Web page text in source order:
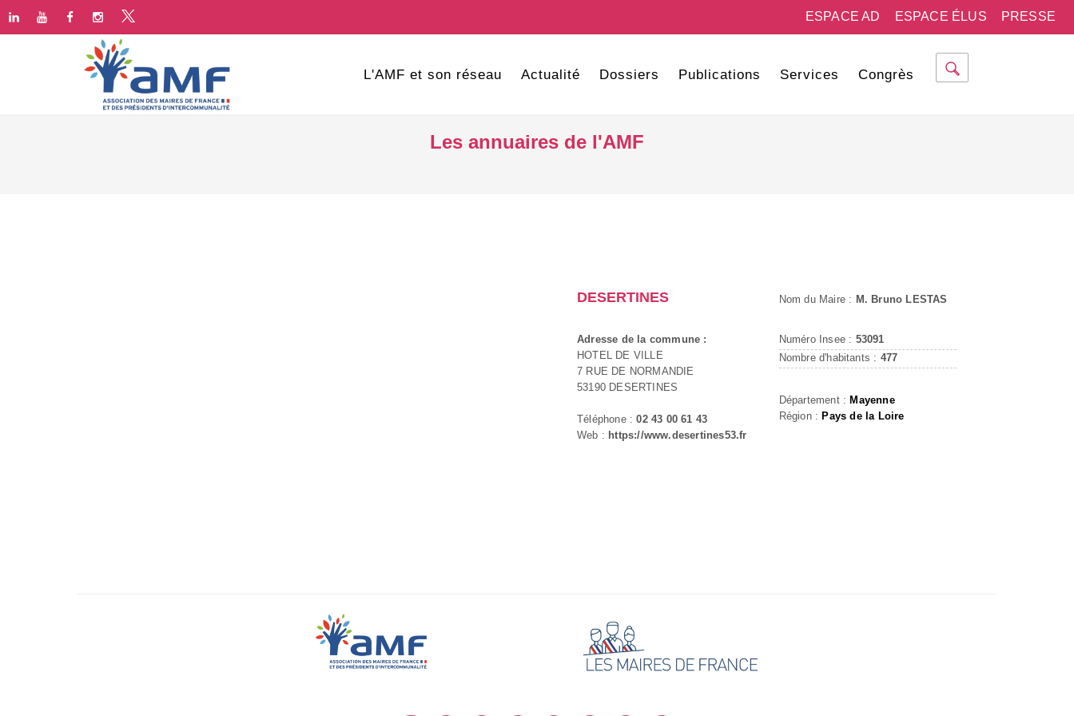
PRESSE
ESPACE ÉLUS
ESPACE AD
L'AMF et son réseau Actualité Dossiers Publications Services Congrès
Les annuaires de l'AMF
DESERTINES
Adresse de la commune :
HOTEL DE VILLE
7 RUE DE NORMANDIE
53190 DESERTINES
Téléphone :02 43 00 61 43
Web : https://www.desertines53.fr
Nom du Maire : M. Bruno LESTAS
Numéro Insee : 53091
Nombre d'habitants : 477
Département : Mayenne
Région : Pays de la Loire